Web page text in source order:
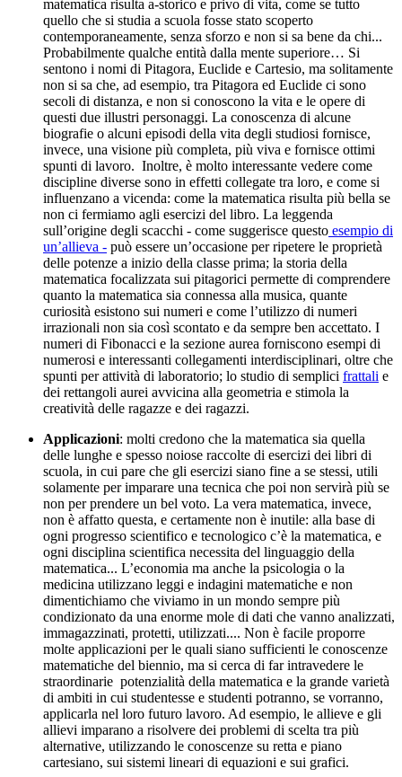
matematica risulta a-storico e privo di vita, come se tutto
quello che si studia a scuola fosse stato scoperto
contemporaneamente, senza sforzo e non si sa bene da chi...
Probabilmente qualche entità dalla mente superiore… Si
sentono i nomi di Pitagora, Euclide e Cartesio, ma solitamente
non si sa che, ad esempio, tra Pitagora ed Euclide ci sono
secoli di distanza, e non si conoscono la vita e le opere di
questi due illustri personaggi. La conoscenza di alcune
biografie o alcuni episodi della vita degli studiosi fornisce,
invece, una visione più completa, più viva e fornisce ottimi
spunti di lavoro. Inoltre, è molto interessante vedere come
discipline diverse sono in effetti collegate tra loro, e come si
influenzano a vicenda: come la matematica risulta più bella se
non ci fermiamo agli esercizi del libro. La leggenda
sull’origine degli scacchi - come suggerisce questo esempio di
un’allieva - può essere un’occasione per ripetere le proprietà
delle potenze a inizio della classe prima; la storia della
matematica focalizzata sui pitagorici permette di comprendere
quanto la matematica sia connessa alla musica, quante
curiosità esistono sui numeri e come l’utilizzo di numeri
irrazionali non sia così scontato e da sempre ben accettato. I
numeri di Fibonacci e la sezione aurea forniscono esempi di
numerosi e interessanti collegamenti interdisciplinari, oltre che
spunti per attività di laboratorio; lo studio di semplici frattali e
dei rettangoli aurei avvicina alla geometria e stimola la
creatività delle ragazze e dei ragazzi.
Applicazioni: molti credono che la matematica sia quella
delle lunghe e spesso noiose raccolte di esercizi dei libri di
scuola, in cui pare che gli esercizi siano fine a se stessi, utili
solamente per imparare una tecnica che poi non servirà più se
non per prendere un bel voto. La vera matematica, invece,
non è affatto questa, e certamente non è inutile: alla base di
ogni progresso scientifico e tecnologico c’è la matematica, e
ogni disciplina scientifica necessita del linguaggio della
matematica... L’economia ma anche la psicologia o la
medicina utilizzano leggi e indagini matematiche e non
dimentichiamo che viviamo in un mondo sempre più
condizionato da una enorme mole di dati che vanno analizzati,
immagazzinati, protetti, utilizzati.... Non è facile proporre
molte applicazioni per le quali siano sufficienti le conoscenze
matematiche del biennio, ma si cerca di far intravedere le
straordinarie potenzialità della matematica e la grande varietà
di ambiti in cui studentesse e studenti potranno, se vorranno,
applicarla nel loro futuro lavoro. Ad esempio, le allieve e gli
allievi imparano a risolvere dei problemi di scelta tra più
alternative, utilizzando le conoscenze su retta e piano
cartesiano, sui sistemi lineari di equazioni e sui grafici.